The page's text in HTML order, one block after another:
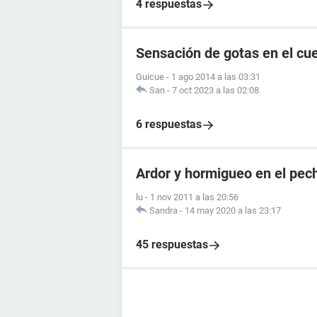
4 respuestas
Sensación de gotas en el
Guicue - 1 ago 2014 a las 03:31
San - 7 oct 2023 a las 02:08
6 respuestas
Ardor y hormigueo en el
lu - 1 nov 2011 a las 20:56
Sandra - 14 may 2020 a las 23:17
45 respuestas